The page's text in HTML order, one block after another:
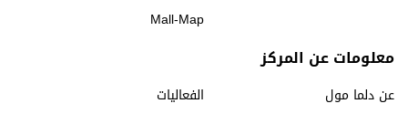
Mall-Map
معلومات عن المركز
عن دلما مول
الفعاليات